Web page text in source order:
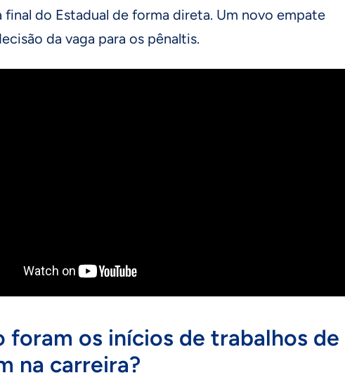
final do Estadual de forma direta. Um novo empate
da vaga para os pênaltis.
foram os inícios de trabalhos de
na carreira?